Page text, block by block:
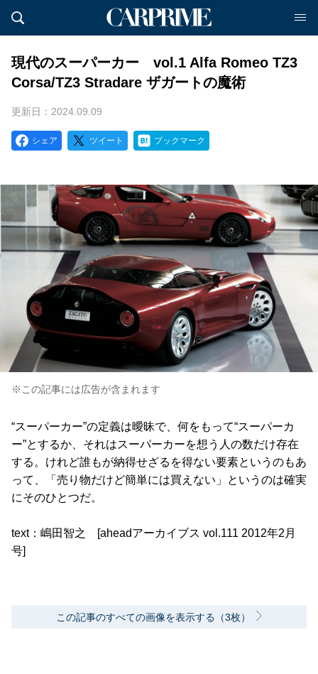
現代のスーパーカー vol.1 Alfa Romeo TZ3
Corsa/TZ3 Stradare ザガートの魔術
更新日：2024.09.09
シェア ツイート ブックマーク
※この記事には広告が含まれます
“スーパーカー”の定義は曖昧で、何をもって“スーパーカ
ー”とするか、それはスーパーカーを想う人の数だけ存在
する。けれど誰もが納得せざるを得ない要素というのもあ
って、「売り物だけど簡単には買えない」というのは確実
にそのひとつだ。
text：嶋田智之 [aheadアーカイブス vol.111 2012年2月
号]
この記事のすべての画像を表示する（3枚）